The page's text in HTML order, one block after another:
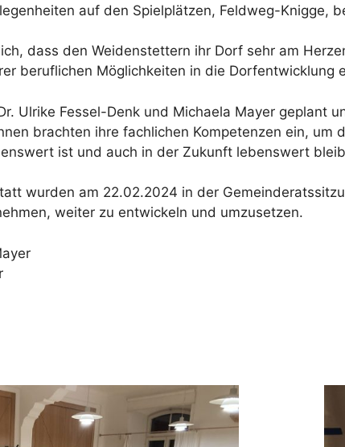
auf den Spielplätzen, Feldweg-Knigge,
dass den Weidenstettern ihr Dorf sehr am
beruflichen Möglichkeiten in die Dorfentwicklung
Ulrike Fessel-Denk und Michaela Mayer geplant
brachten ihre fachlichen Kompetenzen ein,
ist und auch in der Zukunft lebenswert
wurden am 22.02.2024 in der
weiter zu entwickeln und umzusetzen.